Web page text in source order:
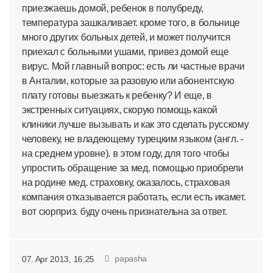
приезжаешь домой, ребенок в полубреду,
температура зашкаливает. кроме того, в больнице
много других больных детей, и может получится
приехал с больными ушами, привез домой еще
вирус. Мой главный вопрос: есть ли частные врачи
в Анталии, которые за разовую или абонентскую
плату готовы выезжать к ребенку? И еще, в
экстренных ситуациях, скорую помощь какой
клиники лучше вызывать и как это сделать русскому
человеку, не владеющему турецким языком (англ. -
на среднем уровне). в этом году, для того чтобы
упростить обращение за мед. помощью приобрели
на родине мед. страховку, оказалось, страховая
компания отказывается работать, если есть икамет.
вот сюрприз. буду очень признательна за ответ.
07. Apr 2013, 16:25 papasha